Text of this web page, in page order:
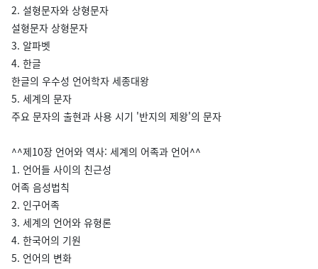
2. 설형문자와 상형문자
설형문자 상형문자
3. 알파벳
4. 한글
한글의 우수성 언어학자 세종대왕
5. 세계의 문자
주요 문자의 출현과 사용 시기 '반지의 제왕'의 문자
^^제10장 언어와 역사: 세계의 어족과 언어^^
1. 언어들 사이의 친근성
어족 음성법칙
2. 인구어족
3. 세계의 언어와 유형론
4. 한국어의 기원
5. 언어의 변화